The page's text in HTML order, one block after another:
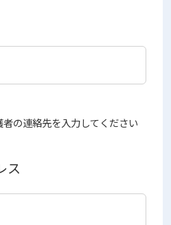
の連絡先を入力してください
ス